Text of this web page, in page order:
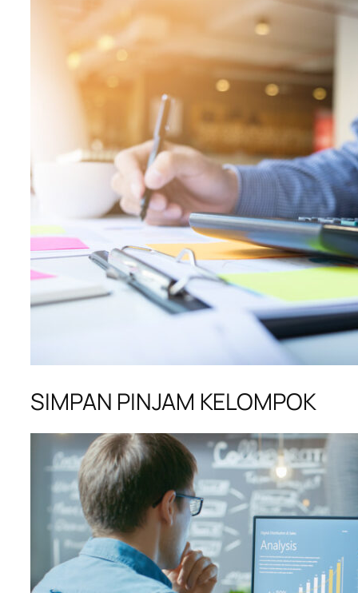
SIMPAN PINJAM KELOMPOK